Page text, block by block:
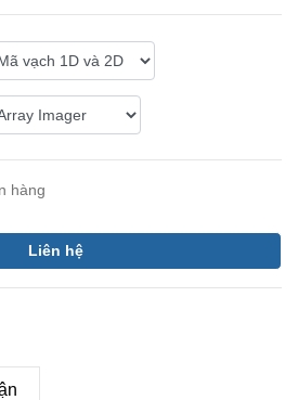
hàng
Liên hệ